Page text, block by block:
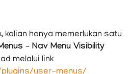
kalian hanya memerlukan satu
– Nav Menu Visibility
melalui link
user-menus/